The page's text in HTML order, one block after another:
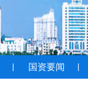
国资要闻